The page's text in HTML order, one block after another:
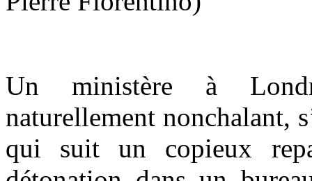
Un ministère à
naturellement nonchalant,
qui suit un copieux